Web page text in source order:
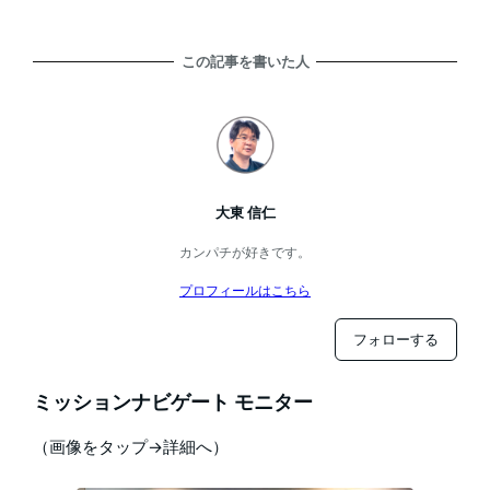
この記事を書いた人
大東 信仁
カンパチが好きです。
プロフィールはこちら
フォローする
ミッションナビゲート モニター
（画像をタップ→詳細へ）